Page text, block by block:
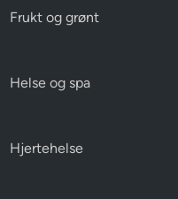
Frukt og grønt
Helse og spa
Hjertehelse